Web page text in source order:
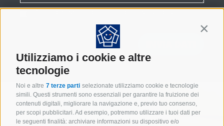
Utilizziamo i cookie e altre
tecnologie
Noi e altre 7 terze parti selezionate utilizziamo cookie e tecnologie
simili. Questi strumenti sono essenziali per garantire la fruizione dei
contenuti digitali, migliorare la navigazione e, previo tuo consenso,
per scopi pubblicitari. Ad esempio, potremmo utilizzare i tuoi dati per
le seguenti finalità: archiviare informazioni su dispositivo e/o
Dichiaro di aver letto e accettato laprivacy policy